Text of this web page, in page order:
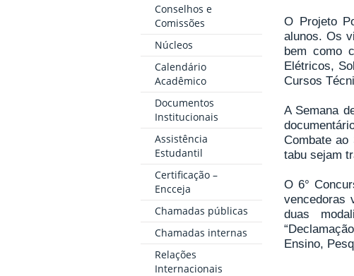
Conselhos e
Comissões
Núcleos
Calendário
Acadêmico
Documentos
Institucionais
Assistência
Estudantil
Certificação –
Encceja
Chamadas públicas
Chamadas internas
Relações
Internacionais
O Projeto
alunos. Os
bem como
Elétricos,
Cursos
A Semana
Combate ao
tabu sejam
O 6°
vencedoras
duas
Ensino,